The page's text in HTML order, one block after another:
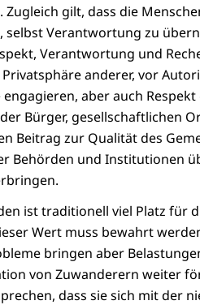
Zugleich gilt, dass die
selbst Verantwortung zu
Verantwortung und
anderer, vor
aber auch
Bürger, gesellschaftlichen
Beitrag zur Qualität des
Behörden und Institutionen
ist traditionell viel Platz für
Wert muss bewahrt
bringen aber
von Zuwanderern weiter
dass sie sich mit der